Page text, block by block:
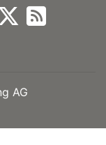
AG